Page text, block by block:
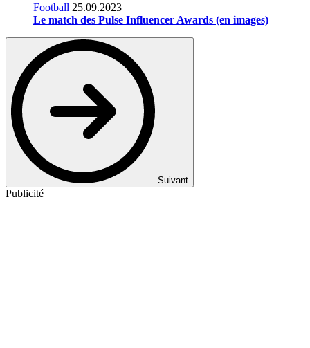
Football 25.09.2023
Le match des Pulse Influencer Awards (en images)
Suivant
Publicité